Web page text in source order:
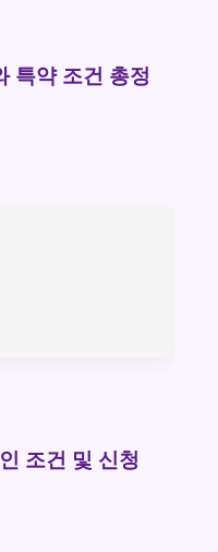
특약 조건 총정
조건 및 신청